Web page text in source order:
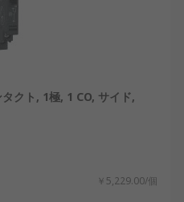
クト, 1極, 1 CO, サイド,
￥5,229.00/個